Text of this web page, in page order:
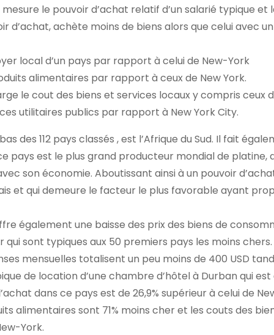
le pouvoir d’achat relatif d’un salarié typique
d’achat, achète moins de biens alors que celui avec
local d’un pays par rapport à celui de New-York
alimentaires par rapport à ceux de New York.
le cout des biens et services locaux y compris ceux
utilitaires publics par rapport à New York City.
des 112 pays classés , est l’Afrique du Sud. Il fait
pays est le plus grand producteur mondial de platine,
son économie. Aboutissant ainsi à un pouvoir
et qui demeure le facteur le plus favorable ayant
également une baisse des prix des biens de
sont typiques aux 50 premiers pays les moins chers.
mensuelles totalisent un peu moins de 400 USD
de location d’une chambre d’hôtel à Durban qui est
dans ce pays est de 26,9% supérieur à celui de
alimentaires sont 71% moins cher et les couts des
York.